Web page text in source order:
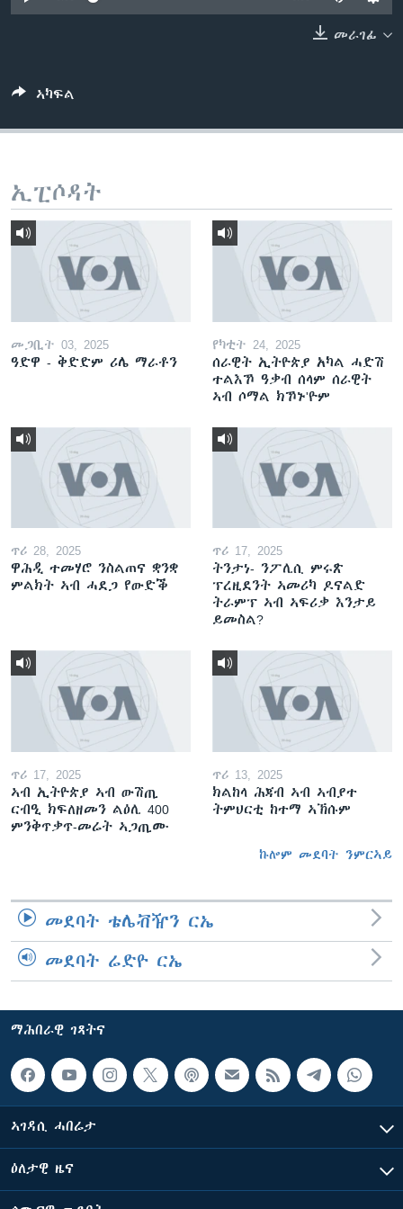
ቂሔ ጽልሚ
መራገፊ
ኣካፍል
ኢፒሶዳት
መጋቢት 03, 2025
ዓድዋ - ቅድድም ሪሌ ማራቶን
የካቲት 24, 2025
ሰራዊት ኢትዮጵያ አካል ሓድሽ
ተልእኾ ዓቃብ ሰላም ሰራዊት
ኣብ ሶማል ክኾኑ'ዮም
ጥሪ 28, 2025
ዋሕዲ ተመሃሮ ንስልጠና ቋንቋ
ምልክት ኣብ ሓደጋ የውድቕ
ጥሪ 17, 2025
ትንታነ- ንፖሊሲ ምሩጽ
ፕረዚደንት ኣመሪካ ዶናልድ
ትራምፕ ኣብ ኣፍሪቃ እንታይ
ይመስል?
ጥሪ 17, 2025
ኣብ ኢትዮጵያ ኣብ ውሽጢ
ርብዒ ክፍለዘመን ልዕሊ 400
ምንቅጥቃጥ-መሬት ኣጋጢሙ
ጥሪ 13, 2025
ክልከላ ሕጃብ ኣብ ኣብያተ
ትምህርቲ ከተማ ኣኽሱም
ኩሎም መደባት ንምርኣይ
መደባት ቴሌቭዥን ርኤ
መደባት ሬድዮ ርኤ
ማሕበራዊ ገጻትና
ኣገዳሲ ሓበሬታ
ዕለታዊ ዜና